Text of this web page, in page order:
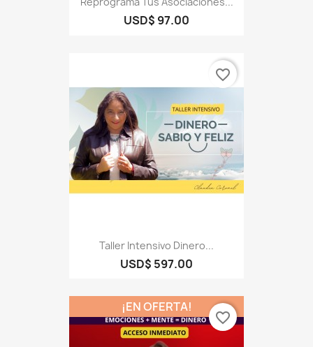
USD$ 97.00
Taller Intensivo Dinero...
USD$ 597.00
favorite_border
¡EN OFERTA!
favorite_border